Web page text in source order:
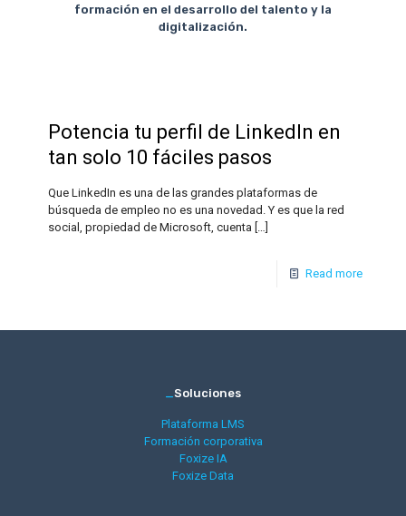
formación en el desarrollo del talento y la
digitalización.
Potencia tu perfil de LinkedIn en
tan solo 10 fáciles pasos
Que LinkedIn es una de las grandes plataformas de
búsqueda de empleo no es una novedad. Y es que la red
social, propiedad de Microsoft, cuenta […]
Read more
_Soluciones
Plataforma LMS
Formación corporativa
Foxize IA
Foxize Data